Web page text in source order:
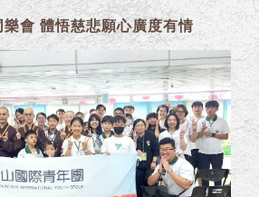
樂會 體悟慈悲願心廣度有情